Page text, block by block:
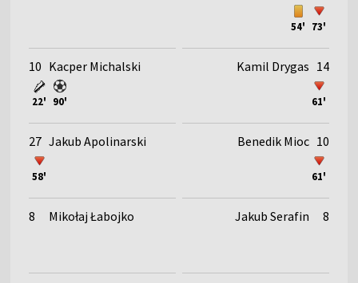
10 Kacper Michalski
22' 90'
27 Jakub Apolinarski
58'
8 Mikołaj Łabojko
54' 73'
61'
Kamil Drygas 14
61'
Benedik Mioc 10
Jakub Serafin 8